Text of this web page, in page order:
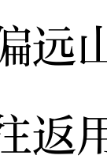
远
返